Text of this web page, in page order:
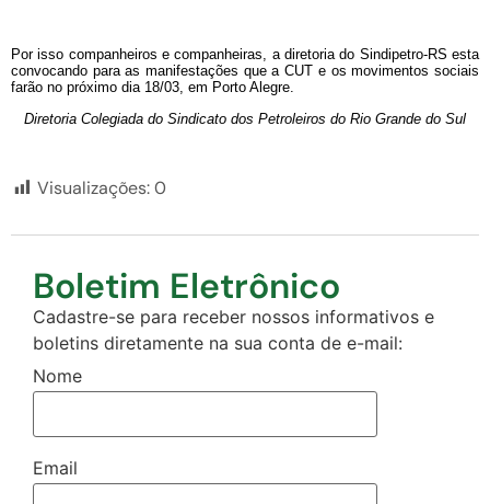
Por isso companheiros e companheiras, a diretoria do Sindipetro-RS esta
convocando para as manifestações que a CUT e os movimentos sociais
farão no próximo dia 18/03, em Porto Alegre.
Diretoria Colegiada do Sindicato dos Petroleiros do Rio Grande do Sul
Visualizações:0
Boletim Eletrônico
Cadastre-se para receber nossos informativos e
boletins diretamente na sua conta de e-mail:
Nome
Email